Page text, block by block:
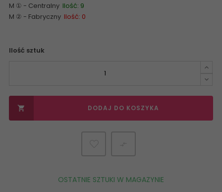
M ① - Centralny Ilość: 9
M ② - Fabryczny Ilość: 0
Ilość sztuk
 DODAJ DO KOSZYKA
OSTATNIE SZTUKI W MAGAZYNIE